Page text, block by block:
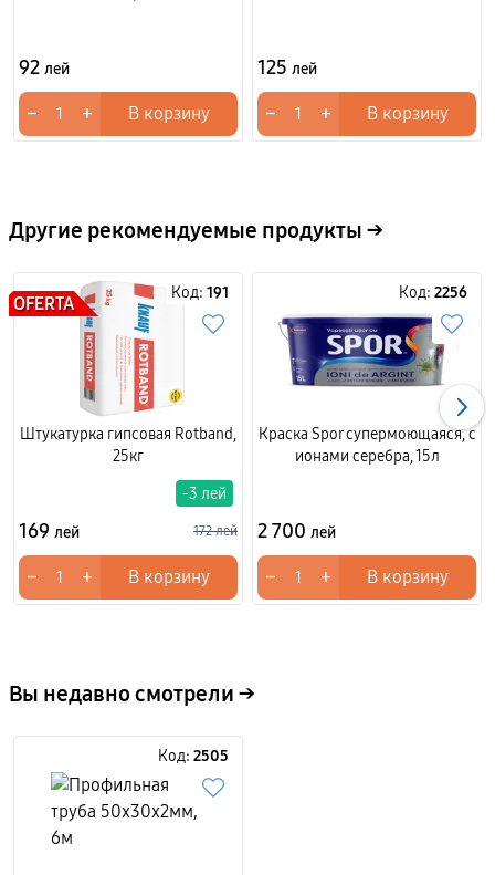
92 лей
− + В корзину
125 лей
− + В корзину
Другие рекомендуемые продукты →
OFERTA
Код: 191
Штукатурка гипсовая Rotband,
25кг
169 лей 172 лей
-3 лей
− + В корзину
Код: 2256
Краска Spor супермоющаяся, с
ионами серебра, 15л
2 700 лей
− + В корзину
Вы недавно смотрели →
Код: 2505